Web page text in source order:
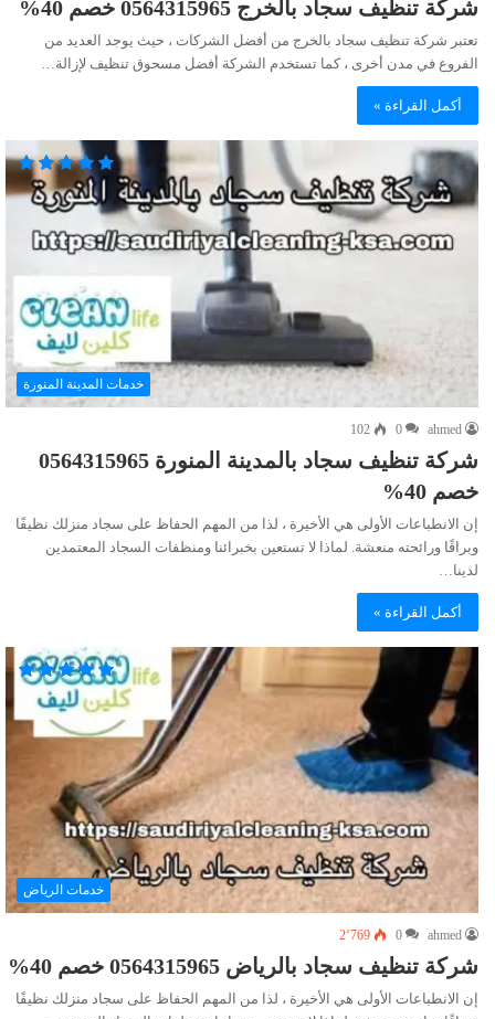
شركة تنظيف سجاد بالخرج 0564315965 خصم 40%
تعتبر شركة تنظيف سجاد بالخرج من أفضل الشركات ، حيث يوجد العديد من
الفروع في مدن أخرى ، كما تستخدم الشركة أفضل مسحوق تنظيف لإزالة…
أكمل القراءة »
خدمات المدينة المنورة
ahmed
0
102
شركة تنظيف سجاد بالمدينة المنورة 0564315965
خصم 40%
إن الانطباعات الأولى هي الأخيرة ، لذا من المهم الحفاظ على سجاد منزلك نظيفًا
وبراقًا ورائحته منعشة. لماذا لا تستعين بخبرائنا ومنظفات السجاد المعتمدين
لدينا…
أكمل القراءة »
خدمات الرياض
ahmed
0 2٬769
شركة تنظيف سجاد بالرياض 0564315965 خصم 40%
إن الانطباعات الأولى هي الأخيرة ، لذا من المهم الحفاظ على سجاد منزلك نظيفًا